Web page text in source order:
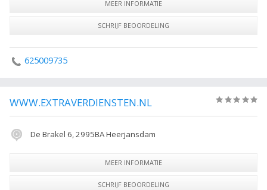
MEER INFORMATIE
SCHRIJF BEOORDELING
625009735
WWW.EXTRAVERDIENSTEN.NL
De Brakel 6, 2995BA Heerjansdam
MEER INFORMATIE
SCHRIJF BEOORDELING